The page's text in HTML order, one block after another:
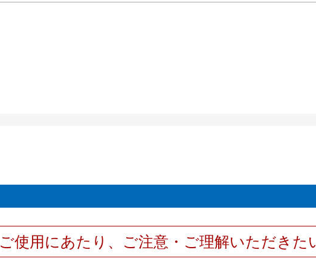
ご使用にあたり、ご注意・ご理解いただきた